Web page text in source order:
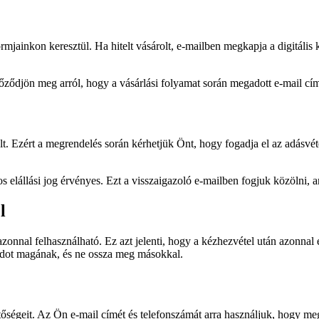
keresztül. Ha hitelt vásárolt, e-mailben megkapja a
meg arról, hogy a vásárlási folyamat során megadott e-mail
a megrendelés során kérhetjük Önt, hogy fogadja el az
elállási jog érvényes. Ezt a visszaigazoló e-mailben fogjuk közölni,
felhasználható. Ez azt jelenti, hogy a kézhezvétel után
magának, és ne ossza meg másokkal.
Az Ön e-mail címét és telefonszámát arra használjuk, hogy